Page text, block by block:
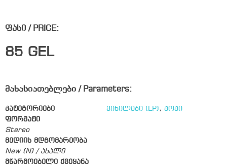
ფასი / PRICE:
85 GEL
მახასიათებლები / Parameters:
კატეგორიები ვინილები (LP), პოპი
ფორმატი
Stereo
მედიის მდგომარეობა
New (N) / ახალი
მწარმოებელი ქვეყანა